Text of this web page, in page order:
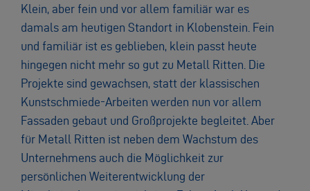
Klein, aber fein und vor allem familiär war es
damals am heutigen Standort in Klobenstein. Fein
und familiär ist es geblieben, klein passt heute
hingegen nicht mehr so gut zu Metall Ritten. Die
Projekte sind gewachsen, statt der klassischen
Kunstschmiede-Arbeiten werden nun vor allem
Fassaden gebaut und Großprojekte begleitet. Aber
für Metall Ritten ist neben dem Wachstum des
Unternehmens auch die Möglichkeit zur
persönlichen Weiterentwicklung der